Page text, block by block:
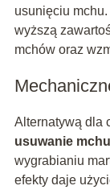
usunięciu mchu.
wyższą
mchów oraz
Alternatywą dla
usuwanie mchu
wygrabianiu
efekty daje